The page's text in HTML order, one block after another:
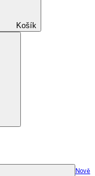
Košík
Nově